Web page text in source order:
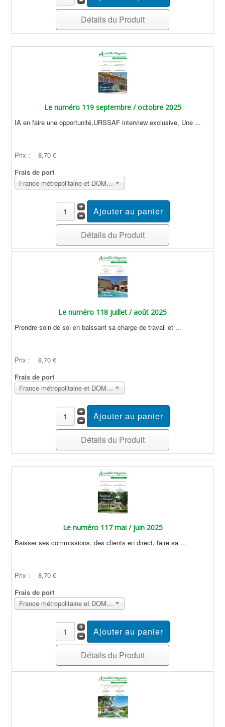
Détails du Produit
Le numéro 119 septembre / octobre 2025
IA en faire une opportunité,URSSAF interview exclusive, Une ...
Prix :
8,70 €
Frais de port
France métropolitaine et DOM Sans surcoût
Détails du Produit
Le numéro 118 juillet / août 2025
Prendre soin de soi en baissant sa charge de travail et ...
Prix :
8,70 €
Frais de port
France métropolitaine et DOM Sans surcoût
Détails du Produit
Le numéro 117 mai / juin 2025
Baisser ses commissions, des clients en direct, faire sa ...
Prix :
8,70 €
Frais de port
France métropolitaine et DOM Sans surcoût
Détails du Produit